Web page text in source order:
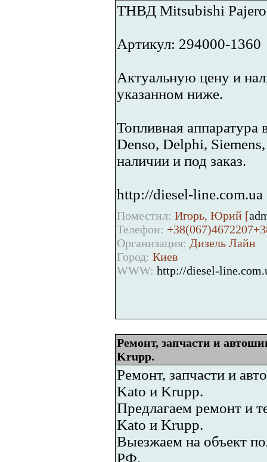
ТНВД Mitsubishi
Артикул: 294000-1360
Актуальную цену и
указанном ниже.
Топливная
Denso, Delphi,
наличии и под заказ.
http://diesel-line.com.ua
Поместил: Игорь, Юрий [
Телефон:
Организация: Дизель Лайн
Город: Киев
WWW: http://diesel-
Ремонт, запчасти и
Krupp.
Ремонт, запчасти и
Kato и Krupp.
Предлагаем ремонт и
Kato и Krupp.
Выезжаем на объект
РФ.